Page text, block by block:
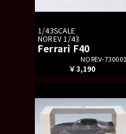
1/43SCALE
NOREV 1/43
Ferrari F40
NOREV-730001
￥3,190